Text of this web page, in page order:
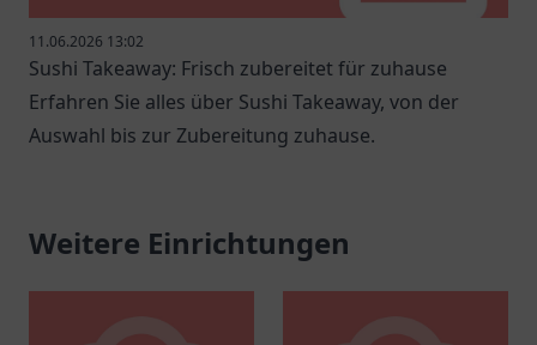
11.06.2026 13:02
Sushi Takeaway: Frisch zubereitet für zuhause
Erfahren Sie alles über Sushi Takeaway, von der
Auswahl bis zur Zubereitung zuhause.
Weitere Einrichtungen